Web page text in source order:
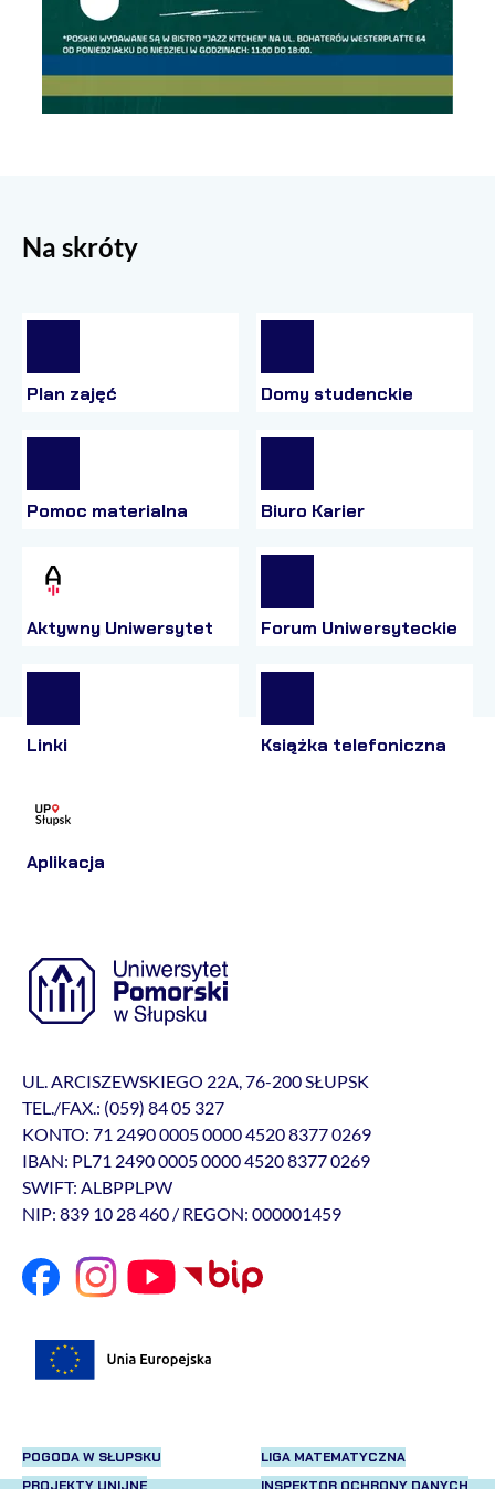
Na skróty
Plan zajęć Domy studenckie
Pomoc materialna Biuro Karier
Aktywny Uniwersytet Forum Uniwersyteckie
Linki Książka telefoniczna
Aplikacja
UL. ARCISZEWSKIEGO 22A, 76-200 SŁUPSK
TEL./FAX.: (059) 84 05 327
KONTO: 71 2490 0005 0000 4520 8377 0269
IBAN: PL71 2490 0005 0000 4520 8377 0269
SWIFT: ALBPPLPW
NIP: 839 10 28 460 / REGON: 000001459
POGODA W SŁUPSKU
LIGA MATEMATYCZNA